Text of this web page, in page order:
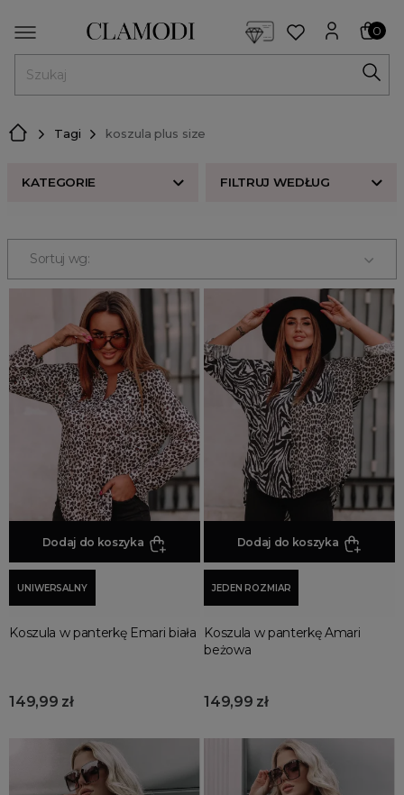
0
Tagi koszula plus size
KATEGORIE FILTRUJ WEDŁUG
Bestsellery
Odzież damska
Buty damskie
Akcesoria
Premium
Strefa beauty
Promocja
Wyprzedaż
Summer sale
Bon podarunkowy
BACK TO SCHOOL
PREZENTY
ŚWIĘTA
PARTY
Spring sale
Złote produkty
Wiosenne Uroczystości
Sortuj wg:
Dodaj do koszyka
UNIWERSALNY
Koszula w panterkę Emari biała
149,99 zł
Dodaj do koszyka
JEDEN ROZMIAR
Koszula w panterkę Amari
beżowa
149,99 zł